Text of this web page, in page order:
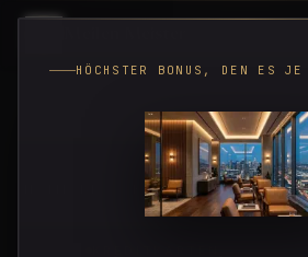
KREDITKARTEN
HÖCHSTER BONUS, DEN ES JE